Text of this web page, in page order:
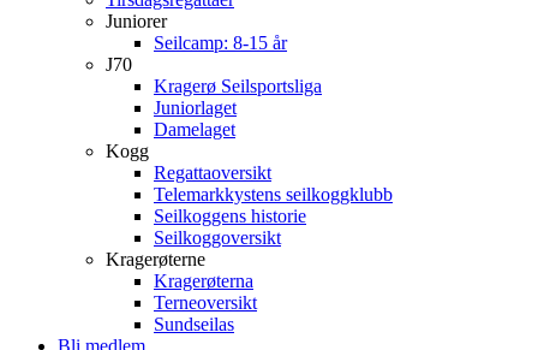
Juniorer
Seilcamp: 8-15 år
J70
Kragerø Seilsportsliga
Juniorlaget
Damelaget
Kogg
Regattaoversikt
Telemarkkystens seilkoggklubb
Seilkoggens historie
Seilkoggoversikt
Kragerøterne
Kragerøterna
Terneoversikt
Sundseilas
Bli medlem